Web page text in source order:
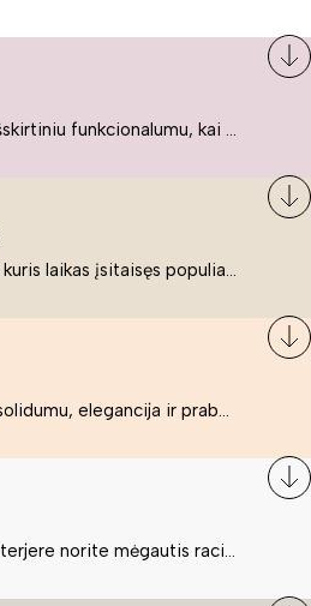
Šiuolaikiniai baldai žavi išskirtiniu funkcionalumu, kai kurie jų pelnytai net pavadinami meno kūriniais, nes jie tikrai yra išskirtiniai, originalūs ir puikiai atliepiantys į šiuolaikinių žmonių poreikius bei gyvenimo būdo ypatumus.
Skandinaviškas stilius jau kuris laikas įsitaisęs populiariausiųjų sąraše. Namai, butai labai dažnai įrengiami remiantis būtent šio stiliaus ypatumais. Dėl švelnių spalvų, praktiškumo ir estetikos jis masina tuos, kurie neabejingi šviesiem ar neutralių spalvų koloritui, paprastumui, funkcionalumui, natūralumui ir stilingai estetikai. Platų skandinaviškų baldų spektrą rasite „Deinavos baldų“ asortimente.
Klasikiniai baldai alsuoja solidumu, elegancija ir prabanga. Paprastai jie būna masyvūs, kuria didybės įspūdį. Neabejotinai jie bus geriausias pasirinkimas estetiškam ir rafinuotam klasikiniam namų interjerui. Kartais klasikiniai baldai traktuojami kaip senoviniai, bet tai ne tiesa – klasika yra stilius, neišsemiama elegancija ir rafinuotumas.
Jei savo namų ar biuro interjere norite mėgautis racionaliai išnaudotomis erdvėmis, funkcionalumu ir esate neabejingi tamsesniam koloritui bei praktiškiems sprendimams, tuomet industrinis stilius bus būtent tai, ko Jums reikia. O industrinio stiliaus baldus išsirinksite mūsų asortimente.